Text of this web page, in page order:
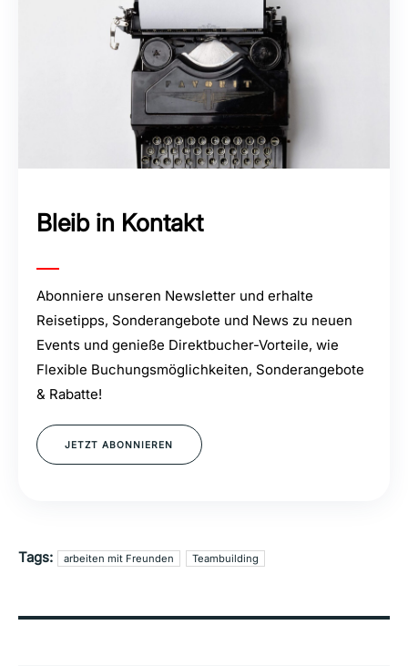
Bleib in Kontakt
Abonniere unseren Newsletter und erhalte
Reisetipps, Sonderangebote und News zu neuen
Events und genieße Direktbucher-Vorteile, wie
Flexible Buchungsmöglichkeiten, Sonderangebote
& Rabatte!
JETZT ABONNIEREN
Tags: arbeiten mit Freunden Teambuilding